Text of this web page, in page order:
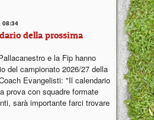
08:34
della prossima
e la Fip hanno
del campionato 2026/27 della
Evangelisti: "Il calendario
prova con squadre formate
sarà importante farci trovare